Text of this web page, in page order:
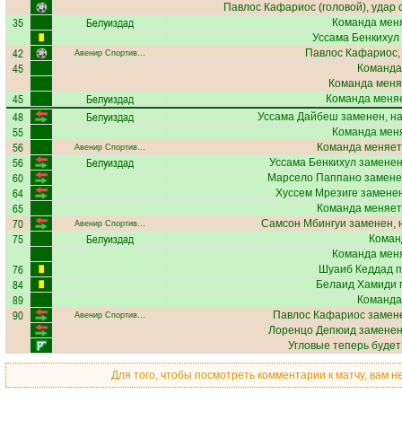
Павлос Кафариос(головой), удар
35 Белуиздад
Команда
Уссама Бенкихул
42 Авенир Спортив… Павлос Кафариос
45
Команда
45 Белуиздад Команда
48 Белуиздад Уссама Дайбеш заменен,
55 Команда
56 Авенир Спортив… Команда
56 Белуиздад Уссама Бенкихул
60 Марсело Паппано
64 Хуссем Мрезиге
65 Команда
70 Авенир Спортив… Самсон Мбингуи заменен,
75 Белуиздад
Команда
76 Шуаиб Кеддад
84 Белаид Хамиди
89
90 Авенир Спортив… Павлос Кафариос
Лоренцо Депюид
Угловые теперь
Для того, чтобы посмотреть комментарии к матчу, вам